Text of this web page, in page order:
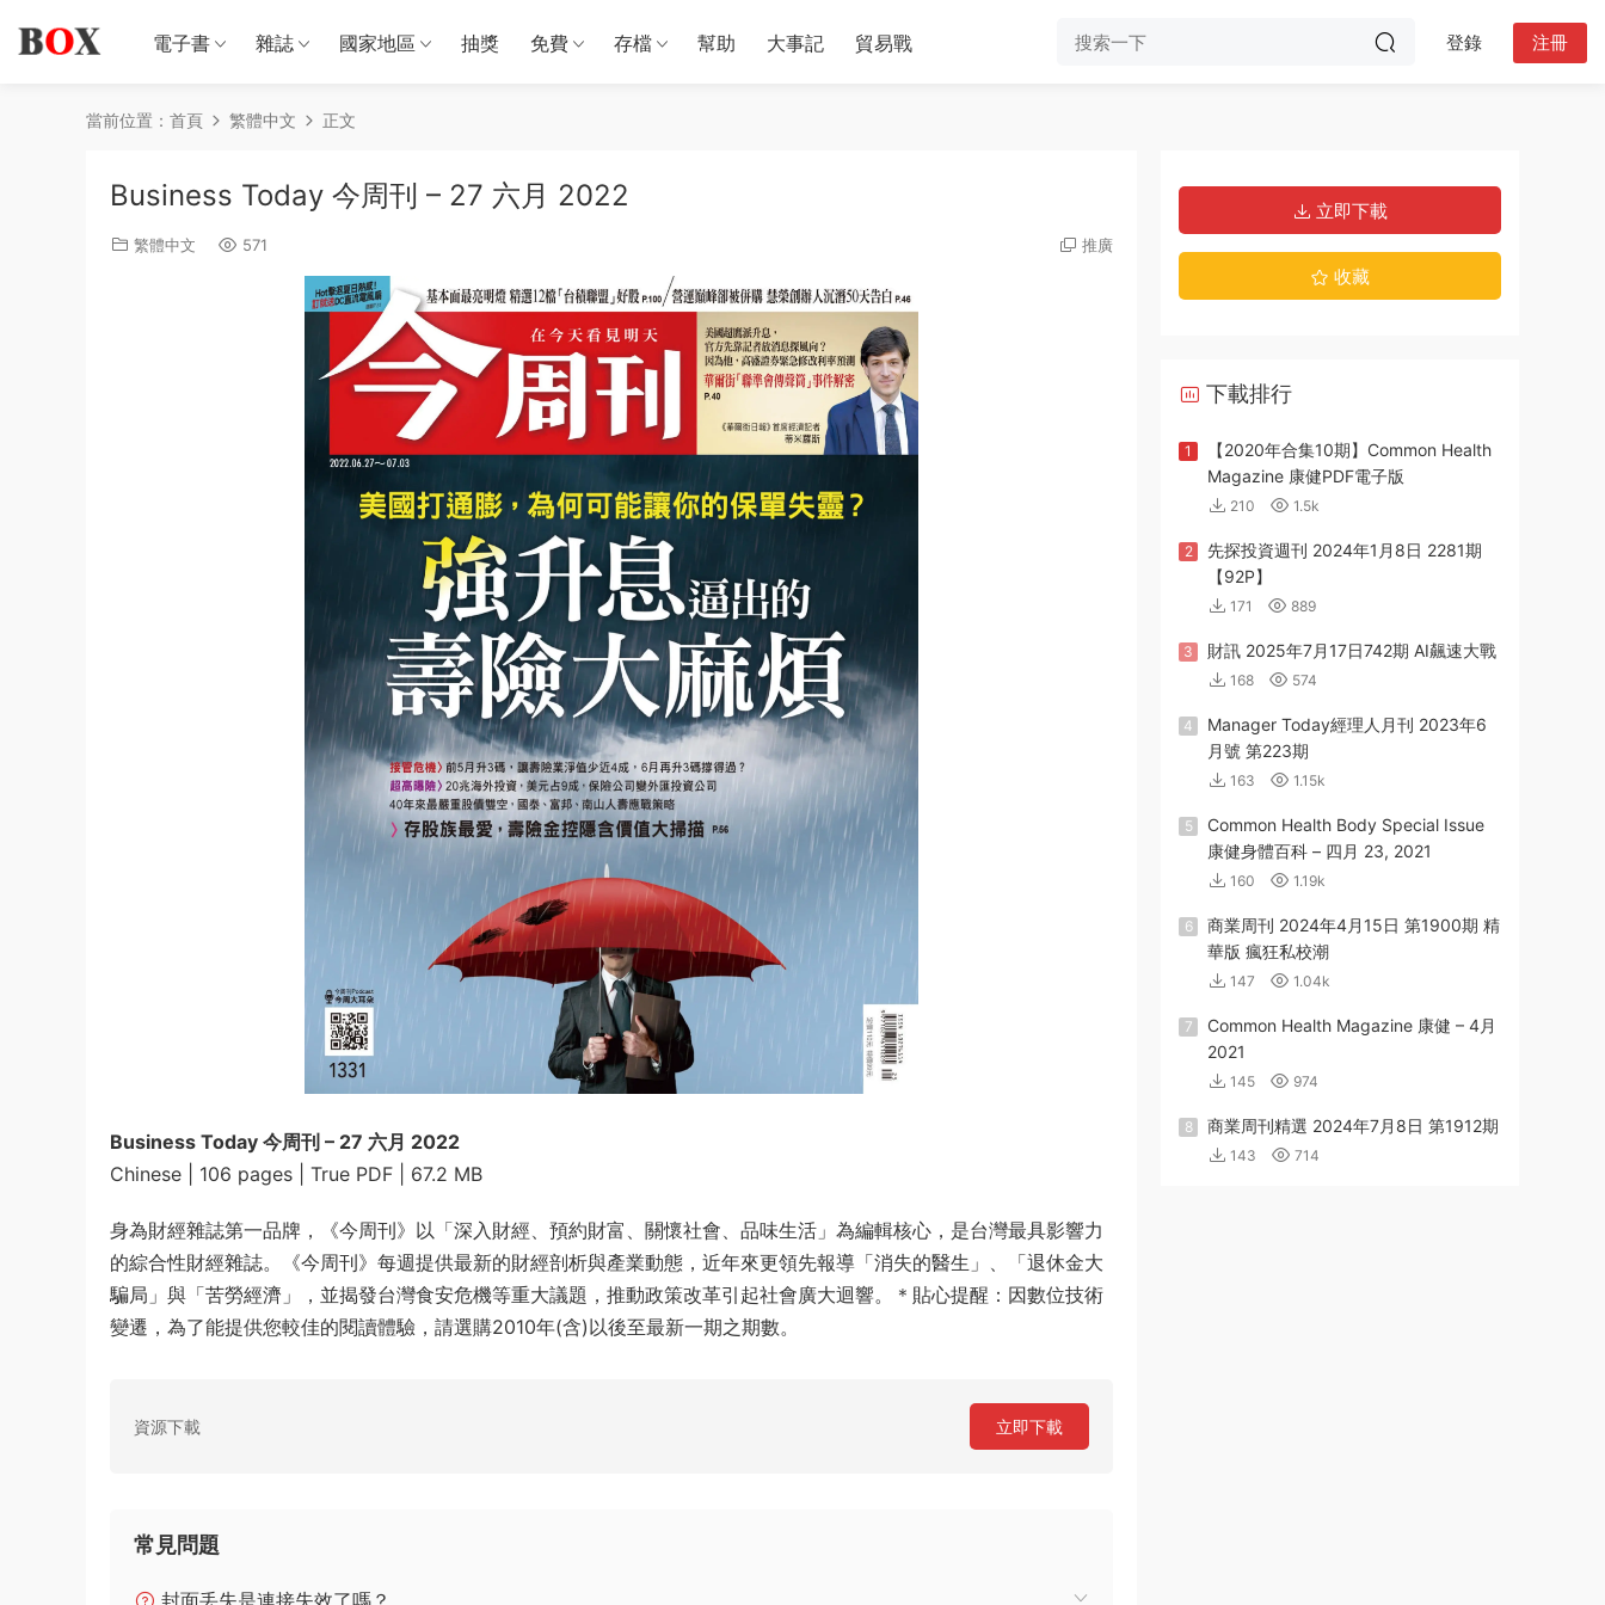
電子書 雜誌 國家地區 抽獎 免費 存檔 幫助 大事記 貿易戰 登錄 注冊
當前位置： 首頁 繁體中文 正文
Business Today 今周刊 – 27 六月 2022
繁體中文 571 推廣
Business Today 今周刊 – 27 六月 2022
Chinese | 106 pages | True PDF | 67.2 MB
身為財經雜誌第一品牌，《今周刊》以「深入財經、預約財富、關懷社會、品味生活」為編輯核心，是台灣最具影響力
的綜合性財經雜誌。《今周刊》每週提供最新的財經剖析與產業動態，近年來更領先報導「消失的醫生」、「退休金大
騙局」與「苦勞經濟」，並揭發台灣食安危機等重大議題，推動政策改革引起社會廣大迴響。＊貼心提醒：因數位技術
變遷，為了能提供您較佳的閱讀體驗，請選購2010年(含)以後至最新一期之期數。
資源下載 立即下載
常見問題
封面丢失是連接失效了嗎？
立即下載
收藏
下載排行
1
【2020年合集10期】Common Health
Magazine 康健PDF電子版
210 1.5k
2
先探投資週刊 2024年1月8日 2281期
【92P】
171 889
3 財訊 2025年7月17日742期 AI飆速大戰
168 574
4
Manager Today經理人月刊 2023年6
月號 第223期
163 1.15k
5
Common Health Body Special Issue
康健身體百科 – 四月 23, 2021
160 1.19k
6
商業周刊 2024年4月15日 第1900期 精
華版 瘋狂私校潮
147 1.04k
7
Common Health Magazine 康健 – 4月
2021
145 974
8 商業周刊精選 2024年7月8日 第1912期
143 714